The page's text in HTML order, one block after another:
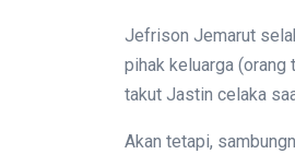
Jefrison Jemarut
pihak keluarga (orang
takut Jastin celaka
Akan tetapi,